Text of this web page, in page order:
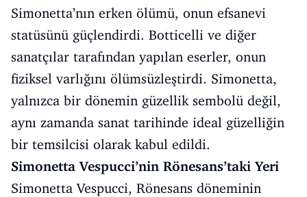
Simonetta’nın erken ölümü, onun efsanevi
statüsünü güçlendirdi. Botticelli ve diğer
sanatçılar tarafından yapılan eserler, onun
fiziksel varlığını ölümsüzleştirdi. Simonetta,
yalnızca bir dönemin güzellik sembolü değil,
aynı zamanda sanat tarihinde ideal güzelliğin
bir temsilcisi olarak kabul edildi.
Simonetta Vespucci’nin Rönesans’taki Yeri
Simonetta Vespucci, Rönesans döneminin